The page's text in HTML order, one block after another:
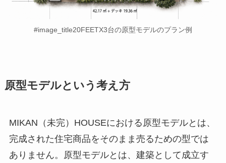
#image_title20FEETX3台の原型モデルのプラン例
原型モデルという考え方
MIKAN（未完）HOUSEにおける原型モデルとは、
完成された住宅商品をそのまま売るための型では
ありません。原型モデルとは、建築として成立す